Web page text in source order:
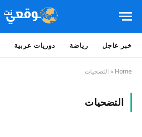
خبر عاجل رياضة دوريات عربية
Home
» التضحيات
التضحيات